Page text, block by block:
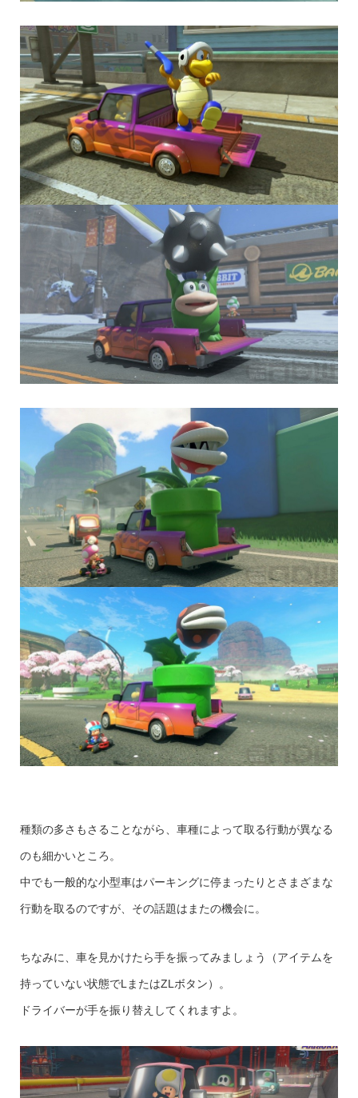
種類の多さもさることながら、車種によって取る行動が異なる
のも細かいところ。
中でも一般的な小型車はパーキングに停まったりとさまざまな
行動を取るのですが、その話題はまたの機会に。
ちなみに、車を見かけたら手を振ってみましょう（アイテムを
持っていない状態でLまたはZLボタン）。
ドライバーが手を振り替えしてくれますよ。